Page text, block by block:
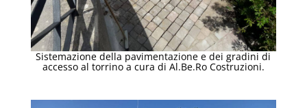
Sistemazione della pavimentazione e dei gradini di
accesso al torrino a cura di Al.Be.Ro Costruzioni.